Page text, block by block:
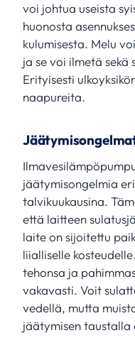
voi johtua useista
huonosta
kulumisesta. Melu
ja se voi ilmetä sekä
Erityisesti
naapureita.
jäätymisongelmia
talvikuukausina.
että laitteen
laite on sijoitettu
liialliselle
tehonsa ja
vakavasti. Voit
vedellä, mutta
jäätymisen